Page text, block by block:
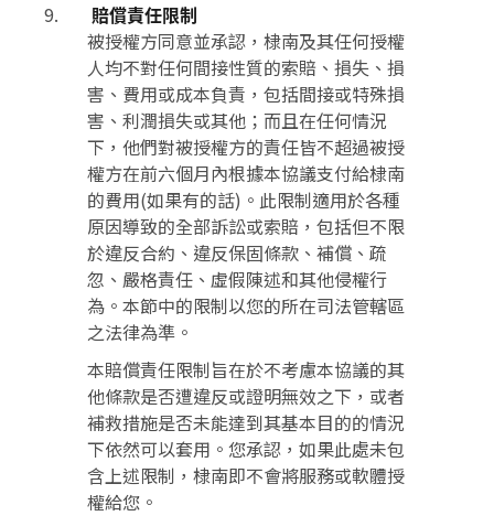
賠償責任限制
被授權方同意並承認，棣南及其任何授權
人均不對任何間接性質的索賠、損失、損
害、費用或成本負責，包括間接或特殊損
害、利潤損失或其他；而且在任何情況
下，他們對被授權方的責任皆不超過被授
權方在前六個月內根據本協議支付給棣南
的費用(如果有的話)。此限制適用於各種
原因導致的全部訴訟或索賠，包括但不限
於違反合約、違反保固條款、補償、疏
忽、嚴格責任、虛假陳述和其他侵權行
為。本節中的限制以您的所在司法管轄區
之法律為準。
本賠償責任限制旨在於不考慮本協議的其
他條款是否遭違反或證明無效之下，或者
補救措施是否未能達到其基本目的的情況
下依然可以套用。您承認，如果此處未包
含上述限制，棣南即不會將服務或軟體授
權給您。